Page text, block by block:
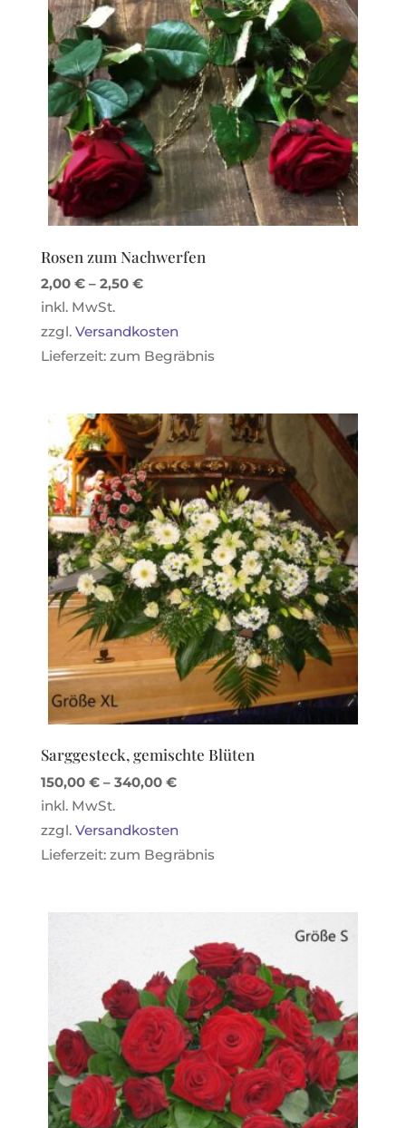
Rosen zum Nachwerfen
2,00 €– 2,50 €
inkl. MwSt.
zzgl. Versandkosten
Lieferzeit: zum Begräbnis
Sarggesteck, gemischte Blüten
150,00 €– 340,00 €
inkl. MwSt.
zzgl. Versandkosten
Lieferzeit: zum Begräbnis